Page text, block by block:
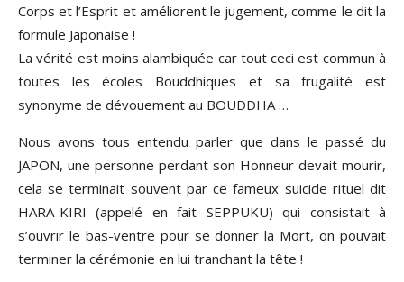
Corps et l’Esprit et améliorent le jugement, comme le dit la
formule Japonaise !
La vérité est moins alambiquée car tout ceci est commun à
toutes les écoles Bouddhiques et sa frugalité est
synonyme de dévouement au BOUDDHA …
Nous avons tous entendu parler que dans le passé du
JAPON, une personne perdant son Honneur devait mourir,
cela se terminait souvent par ce fameux suicide rituel dit
HARA-KIRI (appelé en fait SEPPUKU) qui consistait à
s’ouvrir le bas-ventre pour se donner la Mort, on pouvait
terminer la cérémonie en lui tranchant la tête !